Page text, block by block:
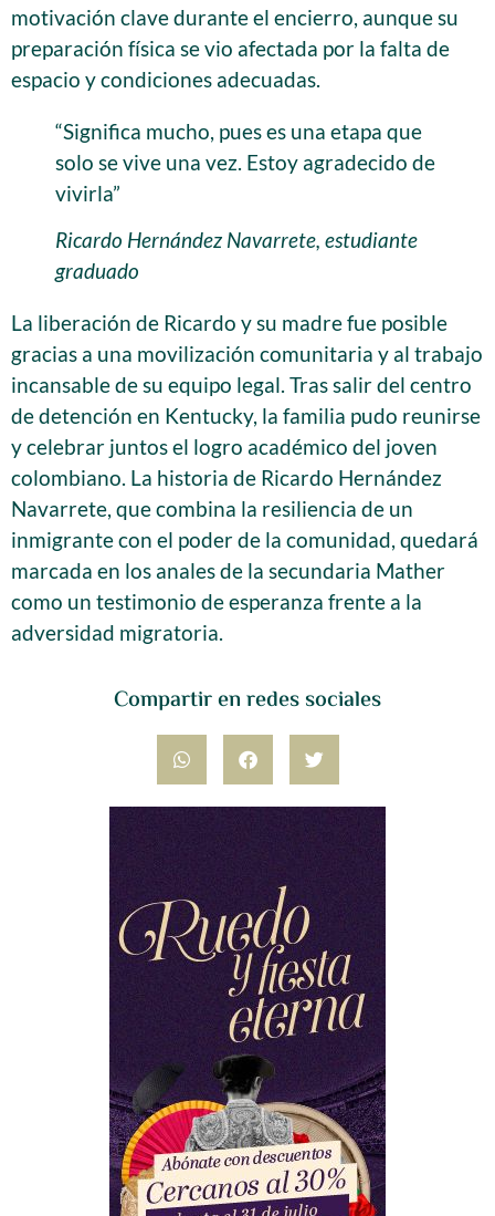
Compartir en redes sociales
motivación clave durante el encierro, aunque su
preparación física se vio afectada por la falta de
espacio y condiciones adecuadas.
“Significa mucho, pues es una etapa que
solo se vive una vez. Estoy agradecido de
vivirla”
Ricardo Hernández Navarrete, estudiante
graduado
La liberación de Ricardo y su madre fue posible
gracias a una movilización comunitaria y al trabajo
incansable de su equipo legal. Tras salir del centro
de detención en Kentucky, la familia pudo reunirse
y celebrar juntos el logro académico del joven
colombiano. La historia de Ricardo Hernández
Navarrete, que combina la resiliencia de un
inmigrante con el poder de la comunidad, quedará
marcada en los anales de la secundaria Mather
como un testimonio de esperanza frente a la
adversidad migratoria.